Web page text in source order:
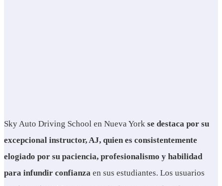
Sky Auto Driving School en Nueva York se destaca por su
excepcional instructor, AJ, quien es consistentemente
elogiado por su paciencia, profesionalismo y habilidad
para infundir confianza en sus estudiantes. Los usuarios